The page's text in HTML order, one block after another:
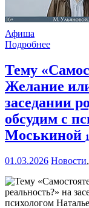
Афиша
Подробнее
Тему
Желание
заседании
обсудим с
Моськиной
01.03.2026 Новости,